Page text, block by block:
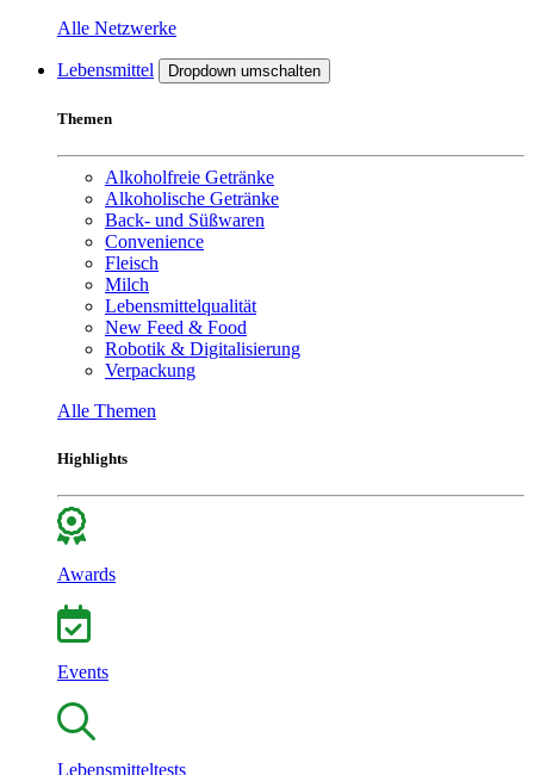
Alle Netzwerke
Lebensmittel Dropdown umschalten
Themen
Alkoholfreie Getränke
Alkoholische Getränke
Back- und Süßwaren
Convenience
Fleisch
Milch
Lebensmittelqualität
New Feed & Food
Robotik & Digitalisierung
Verpackung
Alle Themen
Highlights
Awards
Events
Lebensmitteltests